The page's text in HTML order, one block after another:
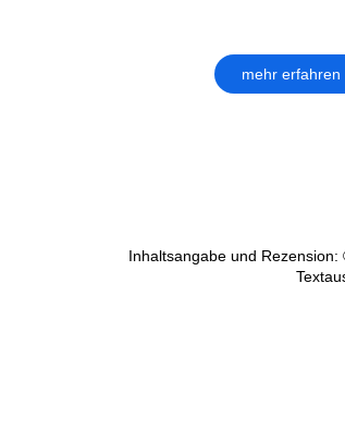
mehr erfahren
Inhaltsangabe und